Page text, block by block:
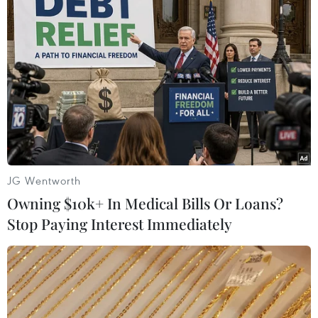
#hội nghị thượng đỉnh blockchain
#blockchain
#Vietnam Blockchain Summit
#công nghệ blockchain
Theo dõi VietnamPlus
JG Wentworth
Owning $10k+ In Medical Bills Or Loans?
Stop Paying Interest Immediately